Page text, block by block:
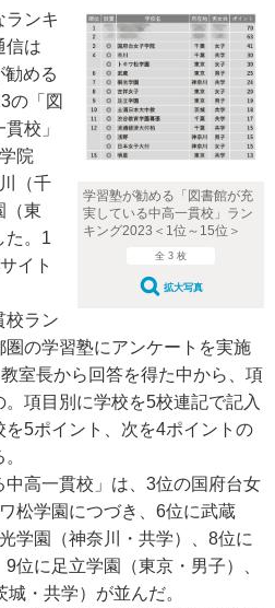
学習塾が勧める「図書館が充
実している中高一貫校」ラン
キング2023＜1位～15位＞
全 3 枚
拡大写真
ンキ
信は
める
の「図
校」
院
（千
（東
た。1
イト
ラン
の学習塾にアンケートを実施
室長から回答を得た中から、項
項目別に学校を5校連記で記入
を5ポイント、次を4ポイントの
高一貫校」は、3位の国府台女
松学園につづき、6位に武蔵
学園（神奈川・共学）、8位に
位に足立学園（東京・男子）、
・共学）が並んだ。